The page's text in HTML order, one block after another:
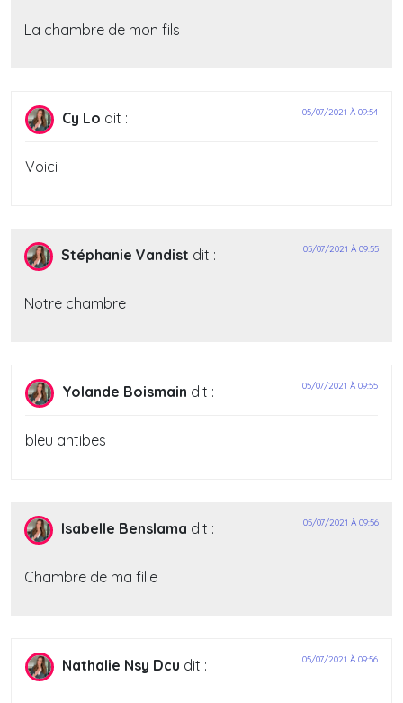
La chambre de mon fils
Cy Lo dit : 05/07/2021 À 09:54
Voici
Stéphanie Vandist dit : 05/07/2021 À 09:55
Notre chambre
Yolande Boismain dit : 05/07/2021 À 09:55
bleu antibes
Isabelle Benslama dit : 05/07/2021 À 09:56
Chambre de ma fille
Nathalie Nsy Dcu dit : 05/07/2021 À 09:56